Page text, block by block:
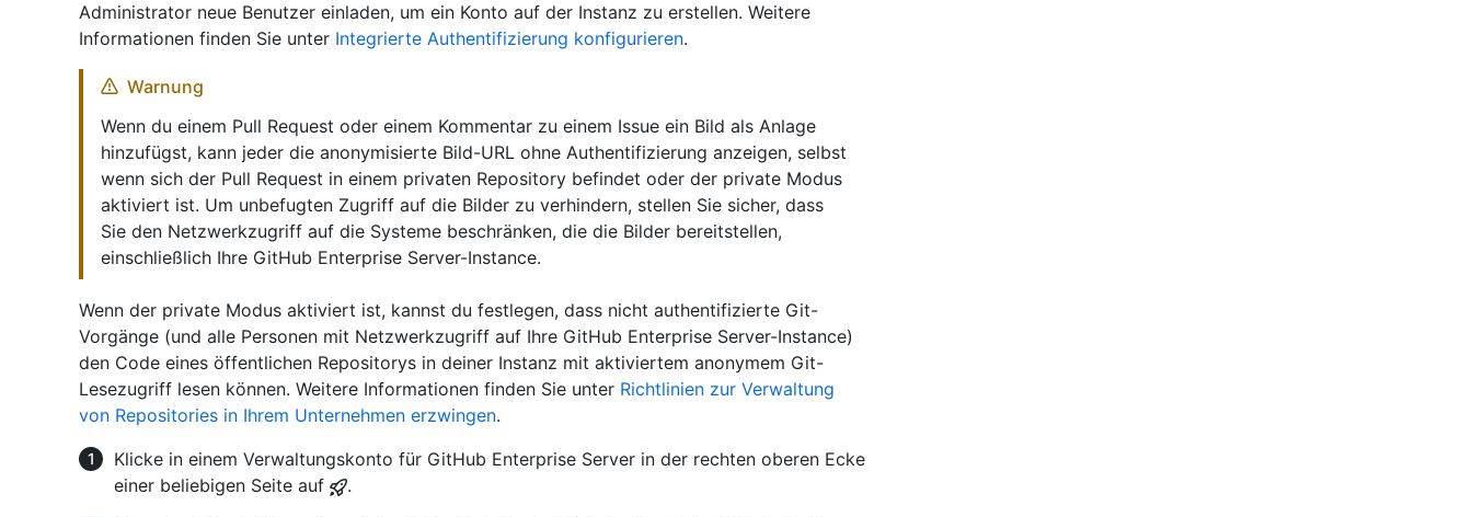
Administrator neue Benutzer einladen, um ein Konto auf der Instanz zu erstellen. Weitere
Informationen finden Sie unter Integrierte Authentifizierung konfigurieren.
Warnung
Wenn du einem Pull Request oder einem Kommentar zu einem Issue ein Bild als Anlage
hinzufügst, kann jeder die anonymisierte Bild-URL ohne Authentifizierung anzeigen, selbst
wenn sich der Pull Request in einem privaten Repository befindet oder der private Modus
aktiviert ist. Um unbefugten Zugriff auf die Bilder zu verhindern, stellen Sie sicher, dass
Sie den Netzwerkzugriff auf die Systeme beschränken, die die Bilder bereitstellen,
einschließlich Ihre GitHub Enterprise Server-Instance.
Wenn der private Modus aktiviert ist, kannst du festlegen, dass nicht authentifizierte Git-
Vorgänge (und alle Personen mit Netzwerkzugriff auf Ihre GitHub Enterprise Server-Instance)
den Code eines öffentlichen Repositorys in deiner Instanz mit aktiviertem anonymem Git-
Lesezugriff lesen können. Weitere Informationen finden Sie unter Richtlinien zur Verwaltung
von Repositories in Ihrem Unternehmen erzwingen.
Klicke in einem Verwaltungskonto für GitHub Enterprise Server in der rechten oberen Ecke
einer beliebigen Seite auf
.